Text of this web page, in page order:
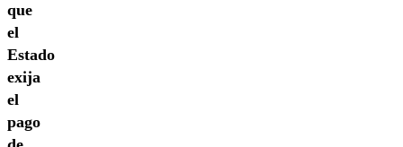
que
el
Estado
exija
el
pago